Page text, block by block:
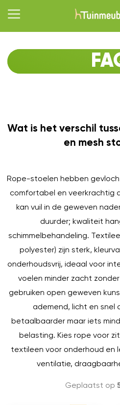
Wat is het verschil
en mesh
Rope-stoelen hebben
comfortabel en veerkrachtig
kan vuil in de geweven
duurder; kwaliteit
schimmelbehandeling.
polyester) zijn sterk,
onderhoudsvrij, ideaal voor
voelen minder zacht
gebruiken open geweven
ademend, licht en snel
betaalbaarder maar iets
belasting. Kies rope voor
textileen voor onderhoud en
ventilatie,
Geplaatst op